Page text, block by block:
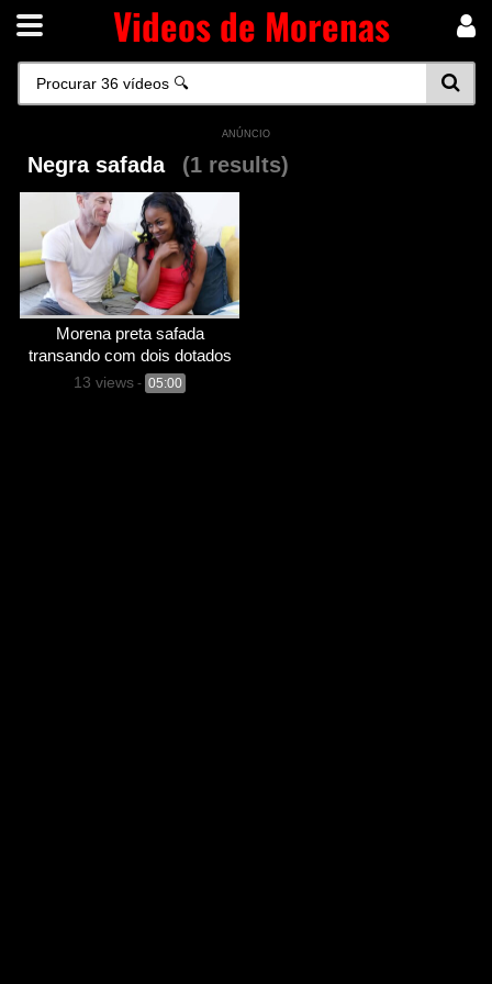
Videos de Morenas
ANÚNCIO
Negra safada (1 results)
Morena preta safada
transando com dois dotados
13 views - 05:00